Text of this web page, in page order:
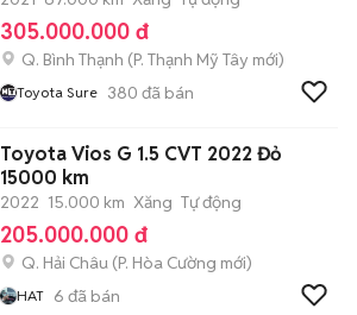
305.000.000 đ
Q. Bình Thạnh (P. Thạnh Mỹ Tây mới)
Toyota Sure 380 đã bán
Toyota Vios G 1.5 CVT 2022 Đỏ
15000 km
2022 15.000 km Xăng Tự động
205.000.000 đ
Q. Hải Châu (P. Hòa Cường mới)
HAT 6 đã bán